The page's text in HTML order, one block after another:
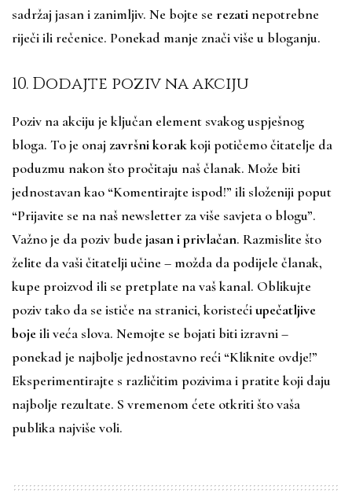
sadržaj jasan i zanimljiv. Ne bojte se rezatinepotrebne
riječi ili rečenice. Ponekad manje znači više u bloganju.
10. Dodajte poziv na akciju
Poziv na akciju je ključan element svakog uspješnog
bloga. To je onaj završni korakkoji potičemo čitatelje da
poduzmu nakon što pročitaju naš članak. Može biti
jednostavan kao “Komentirajte ispod!” ili složeniji poput
“Prijavite se na naš newsletter za više savjeta o blogu”.
Važno je da poziv bude jasan i privlačan. Razmislite što
želite da vaši čitatelji učine – možda da podijele članak,
kupe proizvod ili se pretplate na vaš kanal. Oblikujte
poziv tako da se ističe na stranici, koristećiupečatljive
bojeili veća slova. Nemojte se bojati biti izravni –
ponekad je najbolje jednostavno reći “Kliknite ovdje!”
Eksperimentirajte s različitim pozivima i pratite koji daju
najbolje rezultate. S vremenom ćete otkriti što vaša
publika najviše voli.